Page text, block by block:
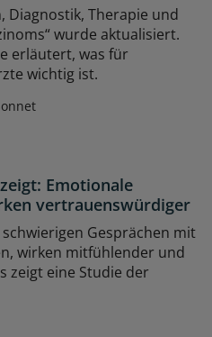
Diagnostik, Therapie und
wurde aktualisiert.
erläutert, was für
wichtig ist.
Emotionale
vertrauenswürdiger
Gesprächen mit
wirken mitfühlender und
zeigt eine Studie der